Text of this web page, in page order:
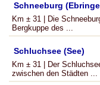
Schneeburg
Km ± 31 | Die
Bergkuppe des ...
Schluchsee (See)
Km ± 31 | Der
zwischen den Städten ...